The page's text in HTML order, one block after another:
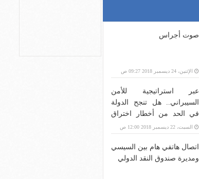
صوت أجراس
الإثنين، 24 ديسمبر 2018 09:27 ص
عبر استراتيجية للأمن
السيبراني.. هل تنجح الدولة
في الحد من أخطار اختراق
بنية الاتصالات؟
السبت، 22 ديسمبر 2018 12:00 ص
اتصال هاتفي هام بين السيسي
ومديرة صندوق النقد الدولي